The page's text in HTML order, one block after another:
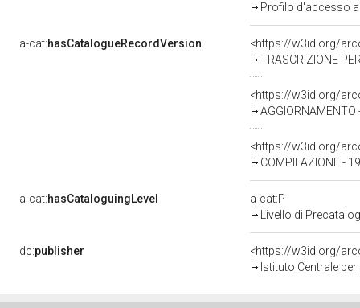
Profilo d'accesso
a-cat:hasCatalogueRecordVersion
<https://w3id.org/
TRASCRIZIONE
<https://w3id.org/
AGGIORNAMENTO
<https://w3id.org/
COMPILAZIONE -
a-cat:hasCataloguingLevel
a-cat:P
Livello di
dc:publisher
<https://w3id.org/
Istituto Centrale